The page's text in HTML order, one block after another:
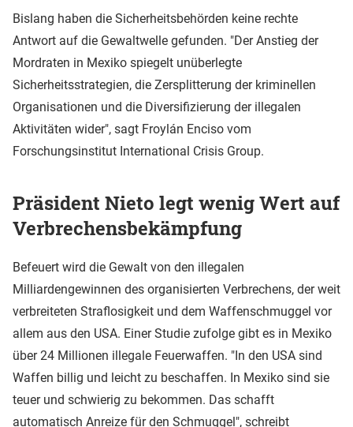
Bislang haben die Sicherheitsbehörden keine rechte
Antwort auf die Gewaltwelle gefunden. "Der Anstieg der
Mordraten in Mexiko spiegelt unüberlegte
Sicherheitsstrategien, die Zersplitterung der kriminellen
Organisationen und die Diversifizierung der illegalen
Aktivitäten wider", sagt Froylán Enciso vom
Forschungsinstitut International Crisis Group.
Präsident Nieto legt wenig Wert auf
Verbrechensbekämpfung
Befeuert wird die Gewalt von den illegalen
Milliardengewinnen des organisierten Verbrechens, der weit
verbreiteten Straflosigkeit und dem Waffenschmuggel vor
allem aus den USA. Einer Studie zufolge gibt es in Mexiko
über 24 Millionen illegale Feuerwaffen. "In den USA sind
Waffen billig und leicht zu beschaffen. In Mexiko sind sie
teuer und schwierig zu bekommen. Das schafft
automatisch Anreize für den Schmuggel", schreibt